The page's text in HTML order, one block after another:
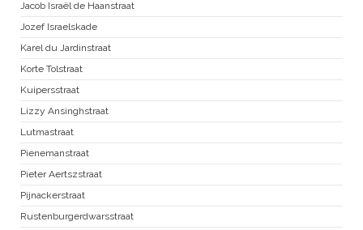
Jacob Israël de Haanstraat
Jozef Israelskade
Karel du Jardinstraat
Korte Tolstraat
Kuipersstraat
Lizzy Ansinghstraat
Lutmastraat
Pienemanstraat
Pieter Aertszstraat
Pijnackerstraat
Rustenburgerdwarsstraat